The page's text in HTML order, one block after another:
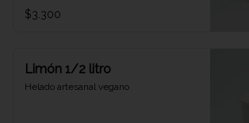
$3.300
Limón 1/2 litro
Helado artesanal vegano